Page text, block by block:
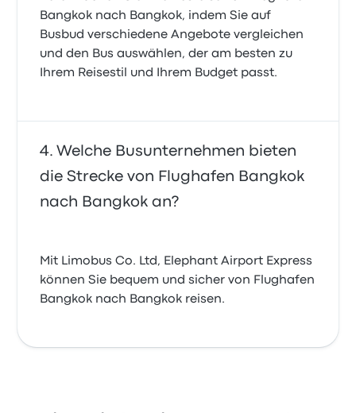
Bangkok nach Bangkok, indem Sie auf
Busbud verschiedene Angebote vergleichen
und den Bus auswählen, der am besten zu
Ihrem Reisestil und Ihrem Budget passt.
Welche Busunternehmen bieten
die Strecke von Flughafen Bangkok
nach Bangkok an?
Mit Limobus Co. Ltd, Elephant Airport Express
können Sie bequem und sicher von Flughafen
Bangkok nach Bangkok reisen.